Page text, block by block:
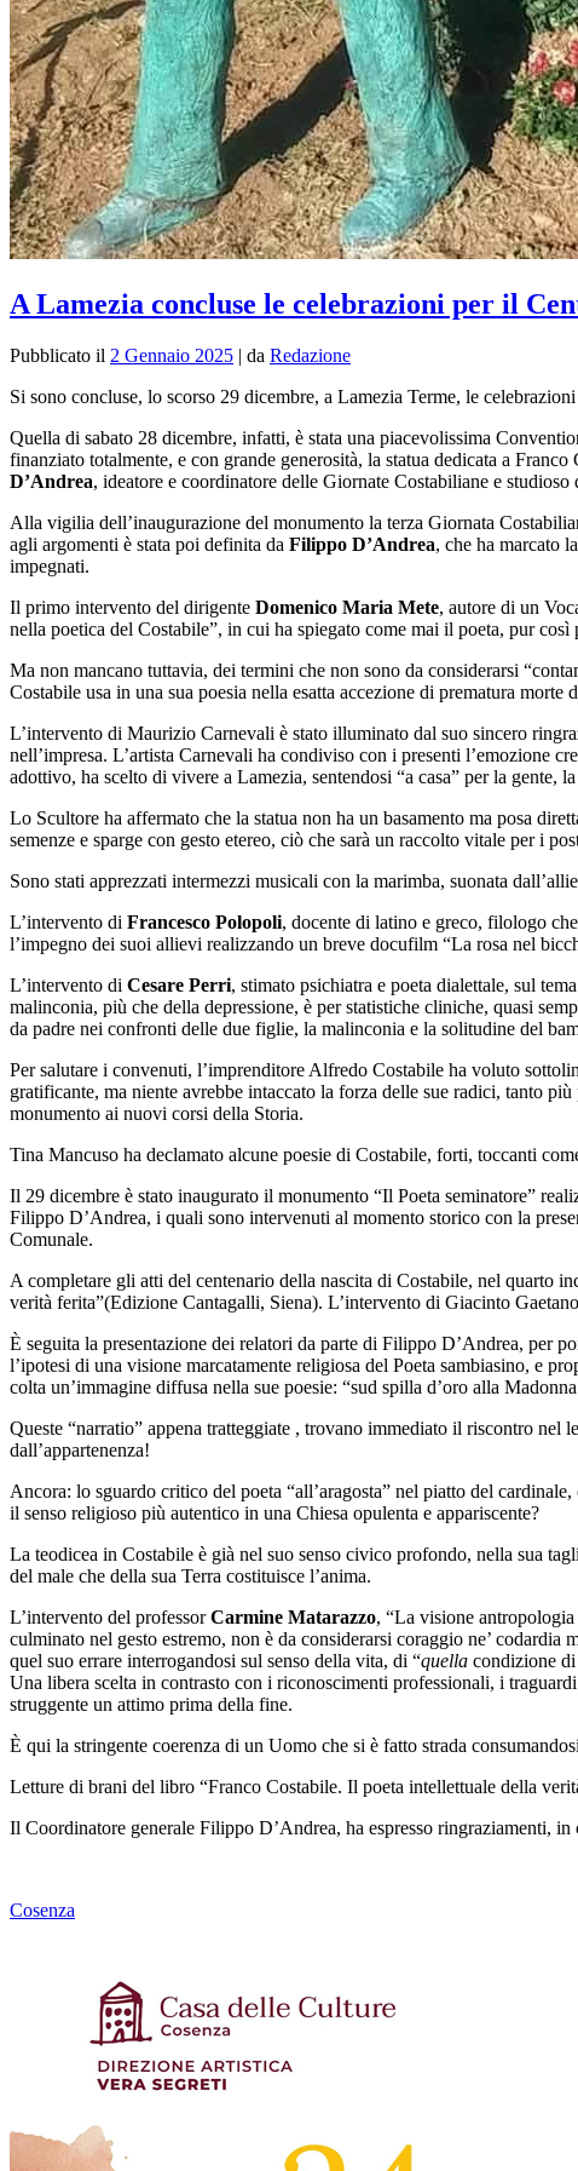
A Lamezia concluse le celebrazioni per il
Pubblicato il 2 Gennaio 2025 | da Redazione
Si sono concluse, lo scorso 29 dicembre, a Lamezia Terme, le
Quella di sabato 28 dicembre, infatti, è stata una piacevolissima
finanziato totalmente, e con grande generosità, la statua dedicata a
D’Andrea, ideatore e coordinatore delle Giornate Costabiliane e studioso
Alla vigilia dell’inaugurazione del monumento la terza Giornata
agli argomenti è stata poi definita da Filippo D’Andrea, che ha marcato
impegnati.
Il primo intervento del dirigente Domenico Maria Mete, autore di un
nella poetica del Costabile”, in cui ha spiegato come mai il poeta, pur
Ma non mancano tuttavia, dei termini che non sono da considerarsi
Costabile usa in una sua poesia nella esatta accezione di prematura
L’intervento di Maurizio Carnevali è stato illuminato dal suo sincero
nell’impresa. L’artista Carnevali ha condiviso con i presenti l’emozione
adottivo, ha scelto di vivere a Lamezia, sentendosi “a casa” per la gente,
Lo Scultore ha affermato che la statua non ha un basamento ma posa
semenze e sparge con gesto etereo, ciò che sarà un raccolto vitale per i
Sono stati apprezzati intermezzi musicali con la marimba, suonata
L’intervento di Francesco Polopoli, docente di latino e greco, filologo
l’impegno dei suoi allievi realizzando un breve docufilm “La rosa nel
L’intervento di Cesare Perri, stimato psichiatra e poeta dialettale, sul
malinconia, più che della depressione, è per statistiche cliniche, quasi
da padre nei confronti delle due figlie, la malinconia e la solitudine del
Per salutare i convenuti, l’imprenditore Alfredo Costabile ha voluto
gratificante, ma niente avrebbe intaccato la forza delle sue radici, tanto
monumento ai nuovi corsi della Storia.
Tina Mancuso ha declamato alcune poesie di Costabile, forti, toccanti
Il 29 dicembre è stato inaugurato il monumento “Il Poeta seminatore”
Filippo D’Andrea, i quali sono intervenuti al momento storico con la
Comunale.
A completare gli atti del centenario della nascita di Costabile, nel quarto
verità ferita”(Edizione Cantagalli, Siena). L’intervento di Giacinto
È seguita la presentazione dei relatori da parte di Filippo D’Andrea, per
l’ipotesi di una visione marcatamente religiosa del Poeta sambiasino, e
colta un’immagine diffusa nella sue poesie: “sud spilla d’oro alla
Queste “narratio” appena tratteggiate , trovano immediato il riscontro
dall’appartenenza!
Ancora: lo sguardo critico del poeta “all’aragosta” nel piatto del
il senso religioso più autentico in una Chiesa opulenta e appariscente?
La teodicea in Costabile è già nel suo senso civico profondo, nella sua
del male che della sua Terra costituisce l’anima.
L’intervento del professorCarmine Matarazzo, “La visione
culminato nel gesto estremo, non è da considerarsi coraggio ne’
quel suo errare interrogandosi sul senso della vita, di “quella condizione
Una libera scelta in contrasto con i riconoscimenti professionali, i
struggente un attimo prima della fine.
È qui la stringente coerenza di un Uomo che si è fatto strada
Letture di brani del libro “Franco Costabile. Il poeta intellettuale della
Il Coordinatore generale Filippo D’Andrea, ha espresso ringraziamenti,
Cosenza